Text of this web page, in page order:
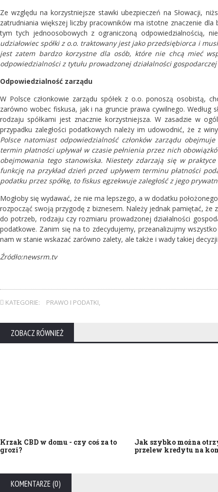
Ze względu na korzystniejsze stawki ubezpieczeń na Słowacji,
zatrudniania większej liczby pracowników ma istotne znaczenie dla
tym tych jednoosobowych z ograniczoną odpowiedzialnością,
udziałowiec spółki z o.o. traktowany jest jako przedsiębiorca i
jest zatem bardzo korzystne dla osób, które nie chcą mieć
odpowiedzialności z tytułu prowadzonej działalności gospodarczej
Odpowiedzialność zarządu
W Polsce członkowie zarządu spółek z o.o. ponoszą osobistą,
zarówno wobec fiskusa, jak i na gruncie prawa cywilnego. Według
rodzaju spółkami jest znacznie korzystniejsza. W zasadzie w
przypadku zaległości podatkowych należy im udowodnić, że z
Polsce natomiast odpowiedzialność członków zarządu
termin płatności upływał w czasie pełnienia przez nich
obejmowania tego stanowiska. Niestety zdarzają się w
funkcję na przykład dzień przed upływem terminu płatności
podatku przez spółkę, to fiskus egzekwuje zaległość z jego
Mogłoby się wydawać, że nie ma lepszego, a w dodatku
rozpocząć swoją przygodę z biznesem. Należy jednak pamiętać, że
do potrzeb, rodzaju czy rozmiaru prowadzonej działalności
podatkowe. Zanim się na to zdecydujemy, przeanalizujmy
nam w stanie wskazać zarówno zalety, ale także i wady takiej
Źródło:newsrm.tv
KATEGORIE: PRAWO I PODATKI,
ZOBACZ RÓWNIEŻ
Krzak CBD w domu - czy coś za to
grozi?
Jak szybko można
przelew kredytu na
KOMENTARZE (0)